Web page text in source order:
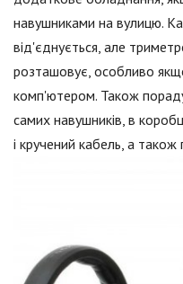
навушниками на вулицю.
від'єднується, але
розташовує, особливо
комп'ютером. Також
самих навушників, в
і кручений кабель, а